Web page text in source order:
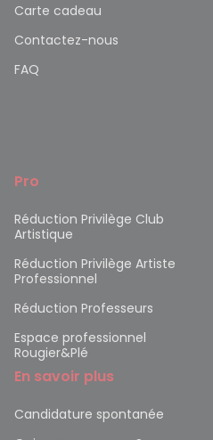
Carte cadeau
Contactez-nous
FAQ
Pro
Réduction Privilège Club
Artistique
Réduction Privilège Artiste
Professionnel
Réduction Professeurs
Espace professionnel
Rougier&Plé
En savoir plus
Candidature spontanée